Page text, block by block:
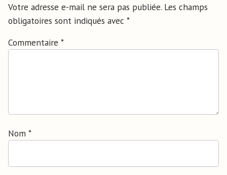
Votre adresse e-mail ne sera pas publiée. Les champs
obligatoires sont indiqués avec *
Commentaire *
Nom *